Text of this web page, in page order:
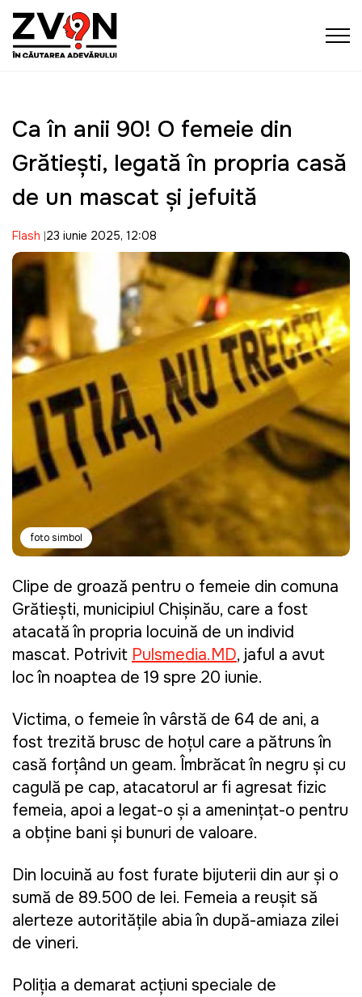
Ca în anii 90! O femeie din
Grătiești, legată în propria casă
de un mascat și jefuită
Flash 23 iunie 2025, 12:08
foto simbol
Clipe de groază pentru o femeie din comuna
Grătiești, municipiul Chișinău, care a fost
atacată în propria locuință de un individ
mascat. Potrivit Pulsmedia.MD, jaful a avut
loc în noaptea de 19 spre 20 iunie.
Victima, o femeie în vârstă de 64 de ani, a
fost trezită brusc de hoțul care a pătruns în
casă forțând un geam. Îmbrăcat în negru și cu
cagulă pe cap, atacatorul ar fi agresat fizic
femeia, apoi a legat-o și a amenințat-o pentru
a obține bani și bunuri de valoare.
Din locuință au fost furate bijuterii din aur și o
sumă de 89.500 de lei. Femeia a reușit să
alerteze autoritățile abia în după-amiaza zilei
de vineri.
Poliția a demarat acțiuni speciale de